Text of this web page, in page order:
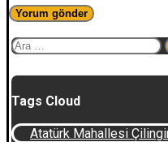
Arama:
Tags Cloud
Atatürk Mahallesi